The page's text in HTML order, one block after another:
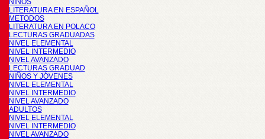
NIÑOS
LITERATURA EN ESPAÑOL
METODOS
LITERATURA EN POLACO
LECTURAS GRADUADAS
NIVEL ELEMENTAL
NIVEL INTERMEDIO
NIVEL AVANZADO
LECTURAS GRADUAD
NIÑOS Y JÓVENES
NIVEL ELEMENTAL
NIVEL INTERMEDIO
NIVEL AVANZADO
ADULTOS
NIVEL ELEMENTAL
NIVEL INTERMEDIO
NIVEL AVANZADO